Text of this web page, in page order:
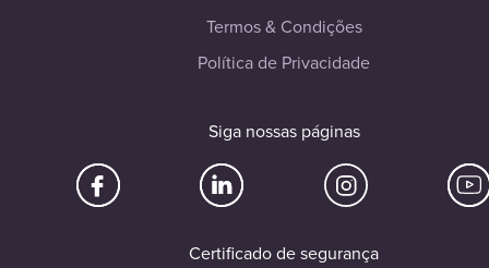
Termos & Condições
Política de Privacidade
Siga nossas páginas
Certificado de segurança